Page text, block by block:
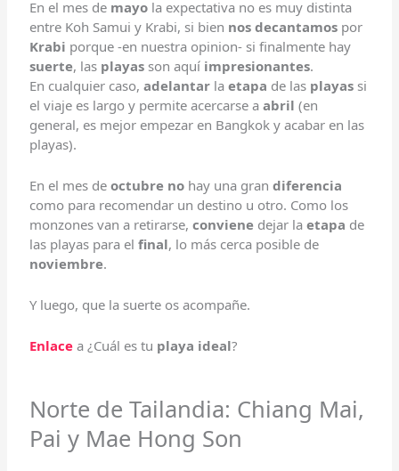
En el mes de mayo la expectativa no es muy distinta
entre Koh Samui y Krabi, si bien nos decantamos por
Krabi porque -en nuestra opinion- si finalmente hay
suerte, las playas son aquí impresionantes.
En cualquier caso,adelantar laetapa de las playas si
el viaje es largo y permite acercarse aabril (en
general, es mejor empezar en Bangkok y acabar en las
playas).
En el mes deoctubre no hay una grandiferencia
como para recomendar un destino u otro. Como los
monzones van a retirarse,conviene dejar laetapa de
las playas para elfinal, lo más cerca posible de
noviembre.
Y luego, que la suerte os acompañe.
Enlace a ¿Cuál es tu playa ideal?
Norte de Tailandia: Chiang Mai,
Pai y Mae Hong Son